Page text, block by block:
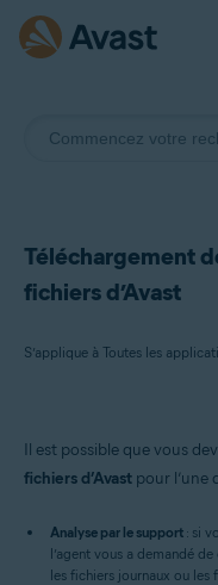
Téléchargement
fichiers d’Avast
Produits:
Toutes les applications
Systèmes d'exploitation:
Windows et macOS
Il est possible que vous
fichiers d’Avast pour l’une
Analyse par le support : si
l’agent vous a demandé
les fichiers journaux ou